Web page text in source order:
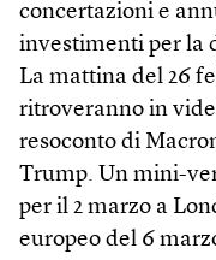
concertazioni e
investimenti per la
La mattina del 26
ritroveranno in
resoconto di
Trump. Un mini-
per il 2 marzo a
europeo del 6